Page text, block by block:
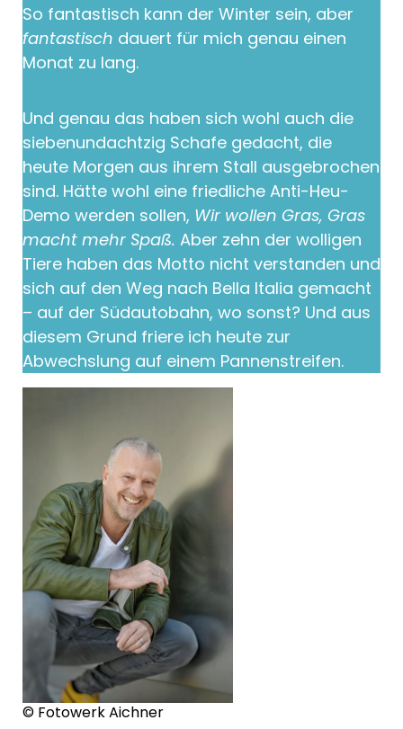
So fantastisch kann der Winter sein, aber
fantastisch dauert für mich genau einen
Monat zu lang.
Und genau das haben sich wohl auch die
siebenundachtzig Schafe gedacht, die
heute Morgen aus ihrem Stall ausgebrochen
sind. Hätte wohl eine friedliche Anti-Heu-
Demo werden sollen, Wir wollen Gras, Gras
macht mehr Spaß. Aber zehn der wolligen
Tiere haben das Motto nicht verstanden und
sich auf den Weg nach Bella Italia gemacht
– auf der Südautobahn, wo sonst? Und aus
diesem Grund friere ich heute zur
Abwechslung auf einem Pannenstreifen.
© Fotowerk Aichner